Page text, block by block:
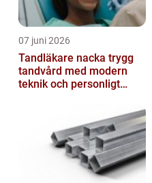
07 juni 2026
Tandläkare nacka trygg
tandvård med modern
teknik och personligt